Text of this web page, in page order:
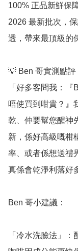
100% 正品新鮮保
2026 最新批次，
透，帶來最頂級的
💡 Ben 哥實測點評
「好多客問我：
唔使買到咁貴？』
乾、仲要幫您醒神
新，係好高級嘅柑
率、或者係想送禮
真係會乾淨利落好
Ben 哥小建議：
「冷水洗臉法」